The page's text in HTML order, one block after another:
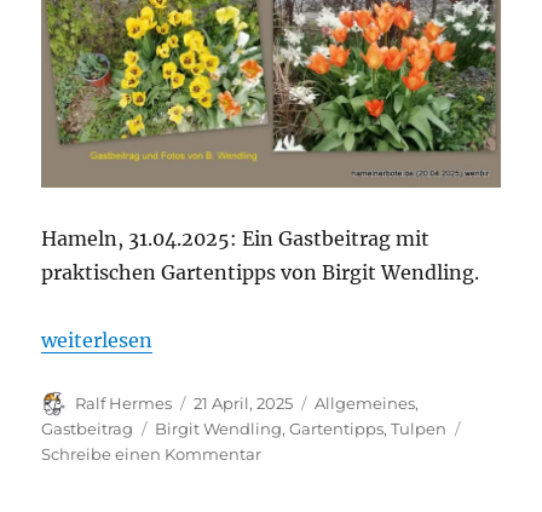
Hameln, 31.04.2025: Ein Gastbeitrag mit
praktischen Gartentipps von Birgit Wendling.
„Wo sind all die Tulpen hin?“
weiterlesen
Autor
Ralf Hermes
Veröffentlicht
am
21 April, 2025 Kategorien
Allgemeines,
Gastbeitrag
Schlagwörter
Birgit Wendling,Gartentipps,Tulpen
Schreibe einen Kommentarzu